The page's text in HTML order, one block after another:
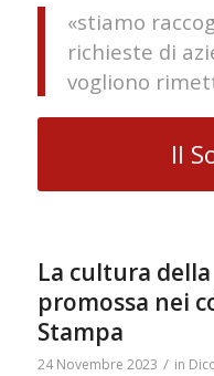
«stiamo
richieste di
vogliono
Il
La cultura
promossa nei
Stampa
24 Novembre 2023 / in